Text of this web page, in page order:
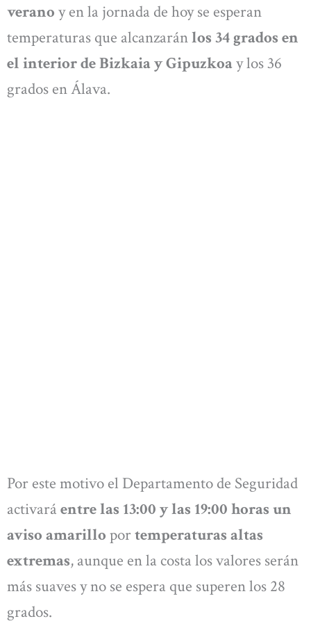
verano y en la jornada de hoy se esperan
temperaturas que alcanzaránlos 34 grados en
el interior de Bizkaia y Gipuzkoay los 36
grados en Álava.
Por este motivo el Departamento de Seguridad
activará entre las 13:00 y las 19:00 horas un
aviso amarillo portemperaturas altas
extremas, aunque en la costa los valores serán
más suaves y no se espera que superen los 28
grados.